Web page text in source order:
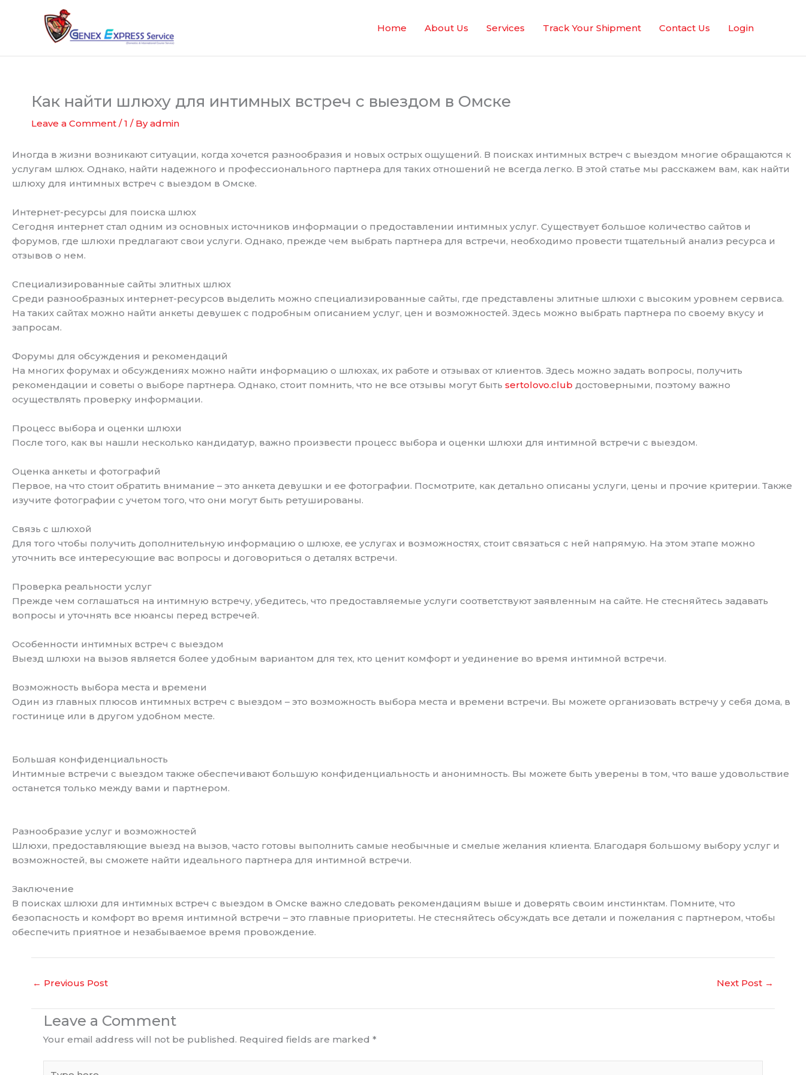
Home About Us Services Track Your Shipment Contact Us Login
Как найти шлюху для интимных встреч с выездом в Омске
Leave a Comment /1 / Byadmin
Иногда в жизни возникают ситуации, когда хочется разнообразия и новых острых ощущений. В поисках интимных встреч с выездом многие обращаются к
услугам шлюх. Однако, найти надежного и профессионального партнера для таких отношений не всегда легко. В этой статье мы расскажем вам, как найти
шлюху для интимных встреч с выездом в Омске.
Интернет-ресурсы для поиска шлюх
Сегодня интернет стал одним из основных источников информации о предоставлении интимных услуг. Существует большое количество сайтов и
форумов, где шлюхи предлагают свои услуги. Однако, прежде чем выбрать партнера для встречи, необходимо провести тщательный анализ ресурса и
отзывов о нем.
Специализированные сайты элитных шлюх
Среди разнообразных интернет-ресурсов выделить можно специализированные сайты, где представлены элитные шлюхи с высоким уровнем сервиса.
На таких сайтах можно найти анкеты девушек с подробным описанием услуг, цен и возможностей. Здесь можно выбрать партнера по своему вкусу и
запросам.
Форумы для обсуждения и рекомендаций
На многих форумах и обсуждениях можно найти информацию о шлюхах, их работе и отзывах от клиентов. Здесь можно задать вопросы, получить
рекомендации и советы о выборе партнера. Однако, стоит помнить, что не все отзывы могут быть sertolovo.club достоверными, поэтому важно
осуществлять проверку информации.
Процесс выбора и оценки шлюхи
После того, как вы нашли несколько кандидатур, важно произвести процесс выбора и оценки шлюхи для интимной встречи с выездом.
Оценка анкеты и фотографий
Первое, на что стоит обратить внимание – это анкета девушки и ее фотографии. Посмотрите, как детально описаны услуги, цены и прочие критерии. Также
изучите фотографии с учетом того, что они могут быть ретушированы.
Связь с шлюхой
Для того чтобы получить дополнительную информацию о шлюхе, ее услугах и возможностях, стоит связаться с ней напрямую. На этом этапе можно
уточнить все интересующие вас вопросы и договориться о деталях встречи.
Проверка реальности услуг
Прежде чем соглашаться на интимную встречу, убедитесь, что предоставляемые услуги соответствуют заявленным на сайте. Не стесняйтесь задавать
вопросы и уточнять все нюансы перед встречей.
Особенности интимных встреч с выездом
Выезд шлюхи на вызов является более удобным вариантом для тех, кто ценит комфорт и уединение во время интимной встречи.
Возможность выбора места и времени
Один из главных плюсов интимных встреч с выездом – это возможность выбора места и времени встречи. Вы можете организовать встречу у себя дома, в
гостинице или в другом удобном месте.
Большая конфиденциальность
Интимные встречи с выездом также обеспечивают большую конфиденциальность и анонимность. Вы можете быть уверены в том, что ваше удовольствие
останется только между вами и партнером.
Разнообразие услуг и возможностей
Шлюхи, предоставляющие выезд на вызов, часто готовы выполнить самые необычные и смелые желания клиента. Благодаря большому выбору услуг и
возможностей, вы сможете найти идеального партнера для интимной встречи.
Заключение
В поисках шлюхи для интимных встреч с выездом в Омске важно следовать рекомендациям выше и доверять своим инстинктам. Помните, что
безопасность и комфорт во время интимной встречи – это главные приоритеты. Не стесняйтесь обсуждать все детали и пожелания с партнером, чтобы
обеспечить приятное и незабываемое время провождение.
← Previous Post Next Post →
Leave a Comment
Your email address will not be published. Required fields are marked *